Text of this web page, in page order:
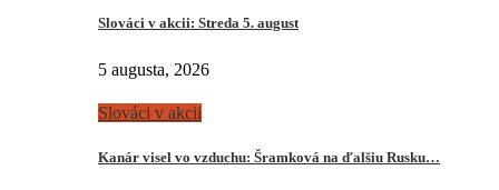
Slováci v akcii: Streda 5. august
5 augusta, 2026
Slováci v akcii
Kanár visel vo vzduchu: Šramková na ďalšiu Rusku…